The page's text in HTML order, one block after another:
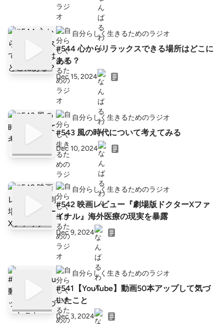
自分らしく生きるためのラジオ
#544 心からリラックスできる場所はどこに
ある？
Dec 15, 2024
自分らしく生きるためのラジオ
#543 風の時代について考えてみる
Dec 10, 2024
自分らしく生きるためのラジオ
#542 映画レビュー『劇場版ドクターXファ
イナル』海外医療の現実を暴露
Dec 9, 2024
自分らしく生きるためのラジオ
#541【YouTube】動画50本アップして気づ
いたこと
Dec 3, 2024